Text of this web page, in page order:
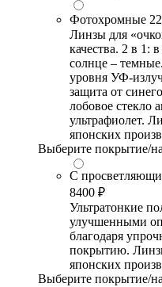
Фотохромные
Линзы для
качества. 2 в 1:
солнце –
уровня УФ-
защита от
лобовое стекло
ультрафиолет.
японских
Выберите покрытие/
С
8400 ₽
Ультратонкие
улучшенными
благодаря
покрытию.
японских
Выберите покрытие/